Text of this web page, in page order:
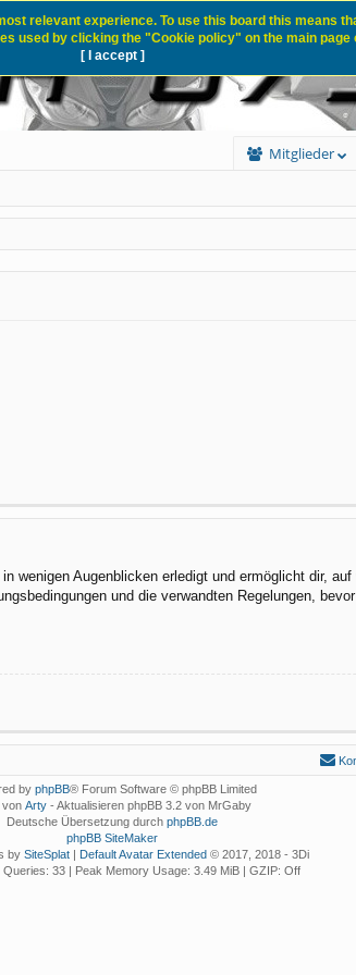
Mitglieder
Augenblicken erledigt und ermöglicht dir,
und die verwandten Regelungen,
relevant experience. To use this board this means
used by clicking the "Cookie policy" on the main page
[ I accept ]
by phpBB® Forum Software © phpBB Limited
von Arty - Aktualisieren phpBB 3.2 von MrGaby
Deutsche Übersetzung durch phpBB.de
phpBB SiteMaker
by SiteSplat | Default Avatar Extended © 2017, 2018 - 3Di
Queries: 33| Peak Memory Usage: 3.49 MiB | GZIP: Off